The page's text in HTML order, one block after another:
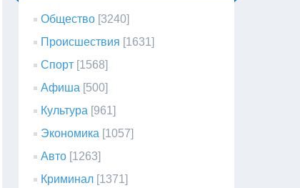
Общество [3240]
Происшествия [1631]
Спорт [1568]
Афиша [500]
Культура [961]
Экономика [1057]
Авто [1263]
Криминал [1371]